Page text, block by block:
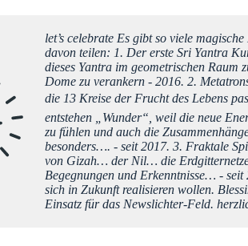
let’s celebrate Es gibt so viele
davon teilen: 1. Der erste Sri Yantra
dieses Yantra im geometrischen Raum
Dome zu verankern - 2016. 2.
die 13 Kreise der Frucht des Lebens
entstehen „Wunder“, weil die neue
zu fühlen und auch die
besonders…. - seit 2017. 3. Fraktale
von Gizah… der Nil… die
Begegnungen und Erkenntnisse… -
sich in Zukunft realisieren wollen.
Einsatz für das Newslichter-Feld.